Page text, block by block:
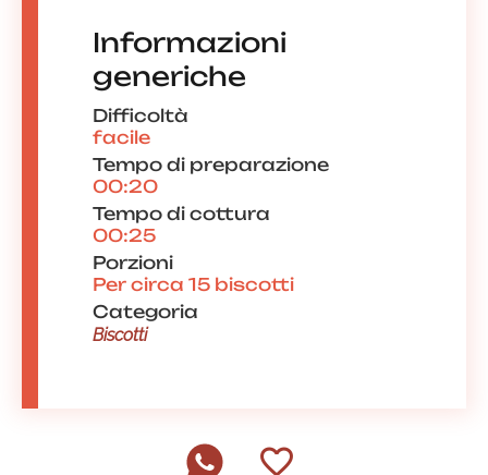
Informazioni
generiche
Difficoltà
facile
Tempo di preparazione
00:20
Tempo di cottura
00:25
Porzioni
Per circa 15 biscotti
Categoria
Biscotti